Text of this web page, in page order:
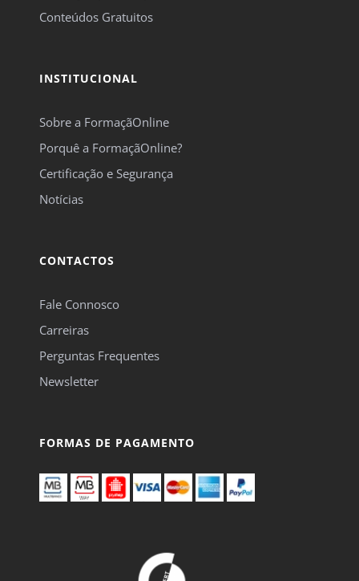
Conteúdos Gratuitos
INSTITUCIONAL
Sobre a FormaçãOnline
Porquê a FormaçãOnline?
Certificação e Segurança
Notícias
CONTACTOS
Fale Connosco
Carreiras
Perguntas Frequentes
Newsletter
FORMAS DE PAGAMENTO